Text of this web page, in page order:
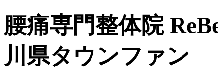
腰痛専門整体院
川県タウンファン